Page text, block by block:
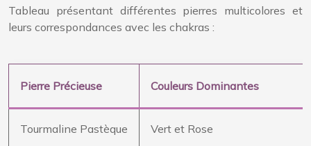
Tableau présentant différentes pierres multicolores et
leurs correspondances avec les chakras :
Pierre Précieuse Couleurs Dominantes
Tourmaline Pastèque Vert et Rose